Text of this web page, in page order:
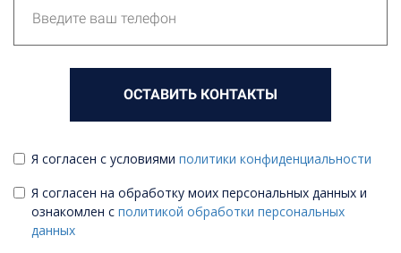
ОСТАВИТЬ КОНТАКТЫ
Я согласен с условиями политики конфиденциальности
Я согласен на обработку моих персональных данных и
ознакомлен с политикой обработки персональных
данных